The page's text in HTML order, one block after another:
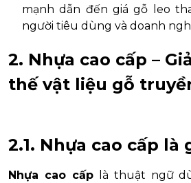
mạnh dẫn đến giá gỗ leo
người tiêu dùng và doanh
2. Nhựa cao cấp –
thế vật liệu gỗ
2.1. Nhựa cao cấp là
Nhựa cao cấplà thuật ngữ